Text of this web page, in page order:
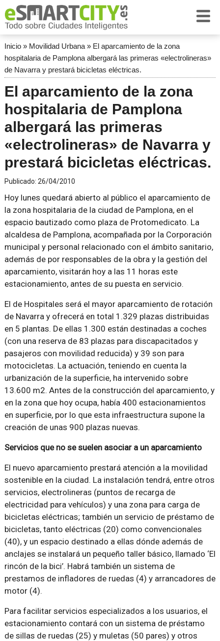
Inicio» Movilidad Urbana» El aparcamiento de la zona
hospitalaria de Pamplona albergará las primeras «electrolineras»
de Navarra y prestará bicicletas eléctricas.
El aparcamiento de la zona
hospitalaria de Pamplona
albergará las primeras
«electrolineras» de Navarra y
prestará bicicletas eléctricas.
Publicado: 26/04/2010
Hoy lunes quedará abierto al público el aparcamiento de
la zona hospitalaria de la ciudad de Pamplona, en el
espacio bautizado como plaza de Protomedicato. La
alcaldesa de Pamplona, acompañada por la Corporación
municipal y personal relacionado con el ámbito sanitario,
además de por responsables de la obra y la gestión del
aparcamiento, visitarán hoy a las 11 horas este
estacionamiento, antes de su puesta en servicio.
El de Hospitales será el mayor aparcamiento de rotación
de Navarra y ofrecerá en total 1.329 plazas distribuidas
en 5 plantas. De ellas 1.300 están destinadas a coches
(con una reserva de 83 plazas para discapacitados y
pasajeros con movilidad reducida) y 39 son para
motocicletas. La actuación, teniendo en cuenta la
urbanización de la superficie, ha intervenido sobre
13.600 m2. Antes de la construcción del aparcamiento, y
en la zona que hoy ocupa, había 400 estacionamientos
en superficie, por lo que esta infraestructura supone la
creación de unas 900 plazas nuevas.
Servicios que no se suelen asociar a un aparcamiento
El nuevo aparcamiento prestará atención a la movilidad
sostenible en la ciudad. La instalación tendrá, entre otros
servicios, electrolineras (puntos de recarga de
electricidad para vehículos) y una zona para carga de
bicicletas eléctricas; también un servicio de préstamo de
bicicletas, tanto eléctricas (20) como convencionales
(40), y un espacio destinado a ellas dónde además de
anclajes se instalará un pequeño taller básico, llamado ‘El
rincón de la bici’. Habrá también un sistema de
prestamos de infladores de ruedas (4) y arrancadores de
motor (4).
Para facilitar servicios especializados a los usuarios, el
estacionamiento contará con un sistema de préstamo
de sillas de ruedas (25) y muletas (50 pares) y otros